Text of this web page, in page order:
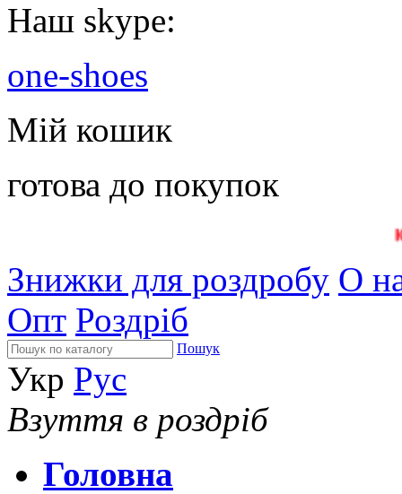
Наш skype:
one-shoes
Мій кошик
готова до покупок
Знижки для роздробу О
Опт Роздріб
Пошук
Укр Рус
Взуття в роздріб
Головна